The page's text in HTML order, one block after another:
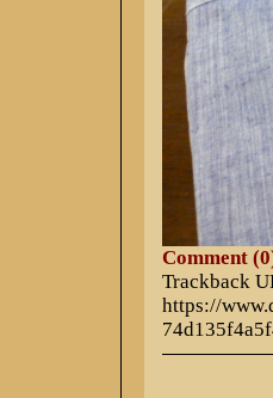
Comment
Trackback
https://